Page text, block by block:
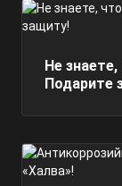
Не
Подарите